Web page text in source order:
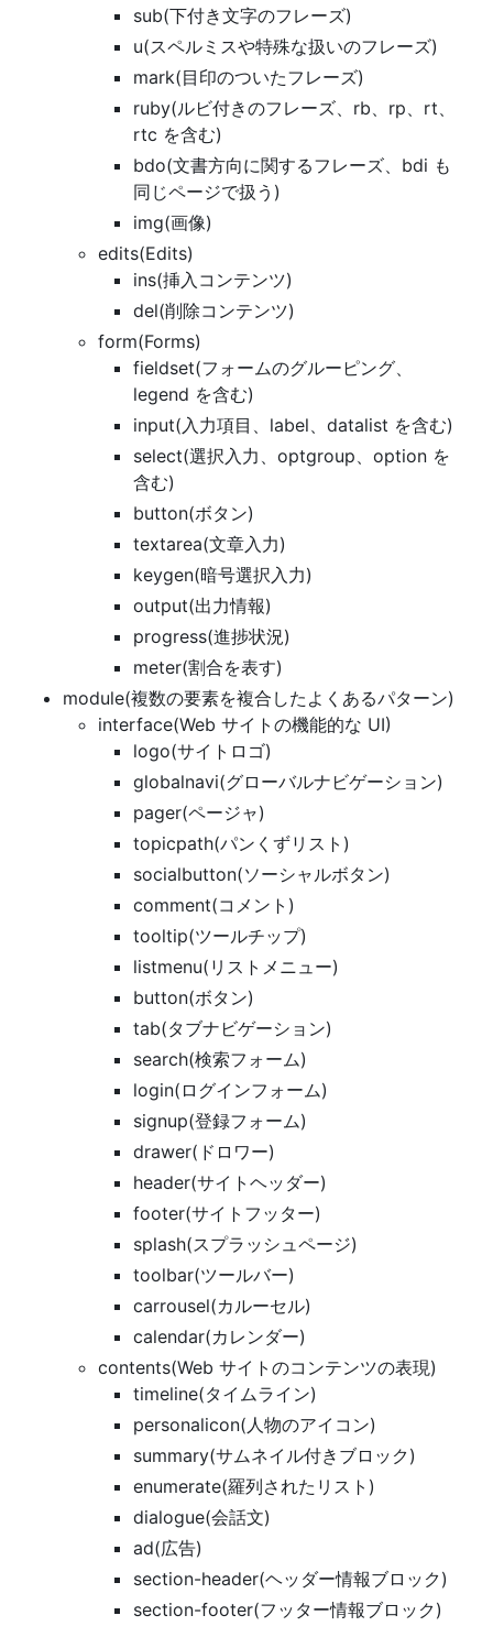
sub(下付き文字のフレーズ)
u(スペルミスや特殊な扱いのフレーズ)
mark(目印のついたフレーズ)
ruby(ルビ付きのフレーズ、rb、rp、rt、
rtc を含む)
bdo(文書方向に関するフレーズ、bdi も
同じページで扱う)
img(画像)
edits(Edits)
ins(挿入コンテンツ)
del(削除コンテンツ)
form(Forms)
fieldset(フォームのグルーピング、
legend を含む)
input(入力項目、label、datalist を含む)
select(選択入力、optgroup、option を
含む)
button(ボタン)
textarea(文章入力)
keygen(暗号選択入力)
output(出力情報)
progress(進捗状況)
meter(割合を表す)
module(複数の要素を複合したよくあるパターン)
interface(Web サイトの機能的な UI)
logo(サイトロゴ)
globalnavi(グローバルナビゲーション)
pager(ページャ)
topicpath(パンくずリスト)
socialbutton(ソーシャルボタン)
comment(コメント)
tooltip(ツールチップ)
listmenu(リストメニュー)
button(ボタン)
tab(タブナビゲーション)
search(検索フォーム)
login(ログインフォーム)
signup(登録フォーム)
drawer(ドロワー)
header(サイトヘッダー)
footer(サイトフッター)
splash(スプラッシュページ)
toolbar(ツールバー)
carrousel(カルーセル)
calendar(カレンダー)
contents(Web サイトのコンテンツの表現)
timeline(タイムライン)
personalicon(人物のアイコン)
summary(サムネイル付きブロック)
enumerate(羅列されたリスト)
dialogue(会話文)
ad(広告)
section-header(ヘッダー情報ブロック)
section-footer(フッター情報ブロック)